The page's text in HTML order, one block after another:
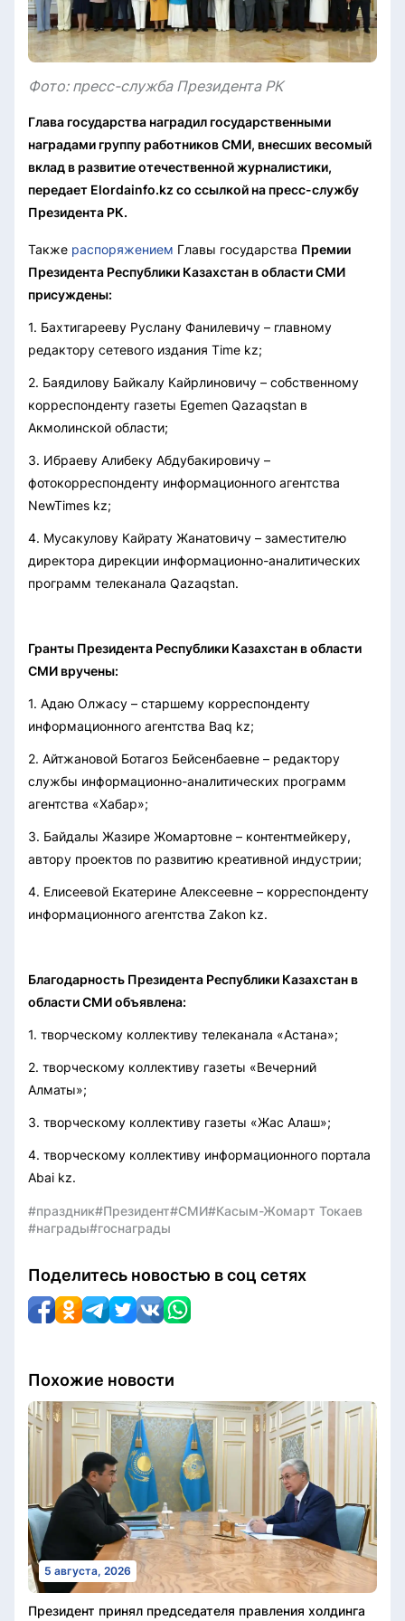
Фото: пресс-служба Президента РК
Глава государства наградил государственными
наградами группу работников СМИ, внесших весомый
вклад в развитие отечественной журналистики,
передает Elordainfo.kz со ссылкой на пресс-службу
Президента РК.
Также распоряжением Главы государства Премии
Президента Республики Казахстан в области СМИ
присуждены:
1. Бахтигарееву Руслану Фанилевичу – главному
редактору сетевого издания Time kz;
2. Баядилову Байкалу Кайрлиновичу – собственному
корреспонденту газеты Egemen Qazaqstan в
Акмолинской области;
3. Ибраеву Алибеку Абдубакировичу –
фотокорреспонденту информационного агентства
NewTimes kz;
4. Мусакулову Кайрату Жанатовичу – заместителю
директора дирекции информационно-аналитических
программ телеканала Qazaqstan.
Гранты Президента Республики Казахстан в области
СМИ вручены:
1. Адаю Олжасу – старшему корреспонденту
информационного агентства Baq kz;
2. Айтжановой Ботагоз Бейсенбаевне – редактору
службы информационно-аналитических программ
агентства «Хабар»;
3. Байдалы Жазире Жомартовне – контентмейкеру,
автору проектов по развитию креативной индустрии;
4. Елисеевой Екатерине Алексеевне – корреспонденту
информационного агентства Zakon kz.
Благодарность Президента Республики Казахстан в
области СМИ объявлена:
1. творческому коллективу телеканала «Астана»;
2. творческому коллективу газеты «Вечерний
Алматы»;
3. творческому коллективу газеты «Жас Алаш»;
4. творческому коллективу информационного портала
Abai kz.
#праздник#Президент#СМИ#Касым-Жомарт Токаев
#награды#госнаграды
Поделитесь новостью в соц сетях
Похожие новости
5 августа, 2026
Президент принял председателя правления холдинга